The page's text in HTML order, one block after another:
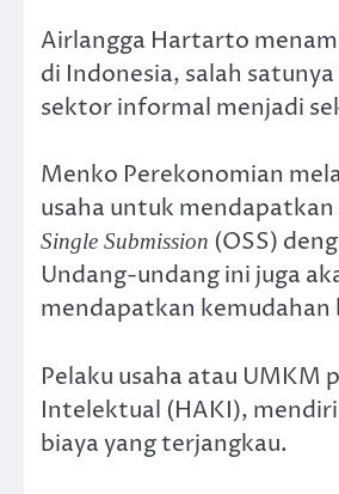
Airlangga Hartarto
di Indonesia, salah
sektor informal menjadi
Menko Perekonomian
usaha untuk
Single Submission (OSS)
Undang-undang ini juga
mendapatkan kemudahan
Pelaku usaha atau UMKM
Intelektual (HAKI),
biaya yang terjangkau.